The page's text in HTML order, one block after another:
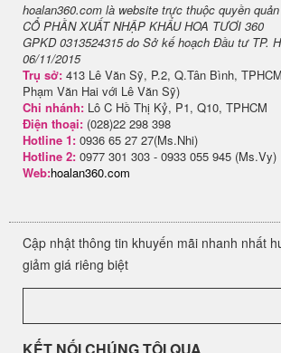
hoalan360.com là website trực thuộc quyền
CỔ PHẦN XUẤT NHẬP KHẨU HOA TƯƠI 360
GPKD 0313524315 do Sở kế hoạch Đầu tư TP.
06/11/2015
Trụ sở: 413 Lê Văn Sỹ, P.2, Q.Tân Bình,
Phạm Văn Hai với Lê Văn Sỹ)
Chi nhánh: Lô C Hồ Thị Kỷ, P1, Q10, TPHCM
Điện thoại: (028)22 298 398
Hotline 1: 0936 65 27 27(Ms.Nhi)
Hotline 2: 0977 301 303 - 0933 055 945 (Ms.Vy)
Web:hoalan360.com
Cập nhật thông tin khuyến mãi nhanh nhất
giảm giá riêng biệt